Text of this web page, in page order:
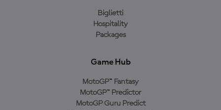
Biglietti
Hospitality
Packages
Game Hub
MotoGP™ Fantasy
MotoGP™ Predictor
MotoGP Guru Predict